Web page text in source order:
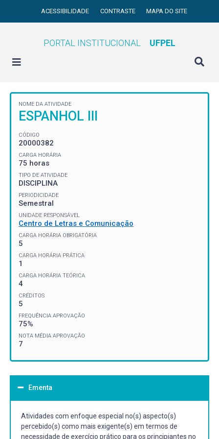
ACESSIBILIDADE CONTRASTE MAPA DO SITE
PORTAL INSTITUCIONAL UFPEL
NOME DA ATIVIDADE
ESPANHOL III
CÓDIGO
20000382
CARGA HORÁRIA
75 horas
TIPO DE ATIVIDADE
DISCIPLINA
PERIODICIDADE
Semestral
UNIDADE RESPONSÁVEL
Centro de Letras e Comunicação
CARGA HORÁRIA OBRIGATÓRIA
5
CARGA HORÁRIA PRÁTICA
1
CARGA HORÁRIA TEÓRICA
4
CRÉDITOS
5
FREQUÊNCIA APROVAÇÃO
75%
NOTA MÉDIA APROVAÇÃO
7
Ementa
Atividades com enfoque especial no(s) aspecto(s)
percebido(s) como mais exigente(s) em termos de
necessidade de exercício prático para os principiantes no